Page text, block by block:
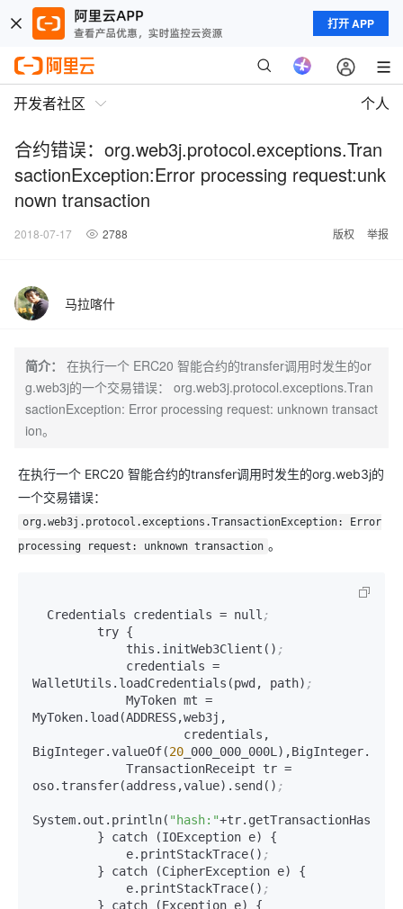
打开 APP
开发者社区 个人
合约错误：org.web3j.protocol.exceptions.Tran
sactionException:Error processing request:unk
nown transaction
2018-07-17 2788 版权 举报
马拉喀什
简介：
在执行一个 ERC20 智能合约的transfer调用时发生的or
g.web3j的一个交易错误： org.web3j.protocol.exceptions.Tran
sactionException: Error processing request: unknown transact
ion。
在执行一个 ERC20 智能合约的transfer调用时发生的org.web3j的
一个交易错误：
org.web3j.protocol.exceptions.TransactionException: Error
processing request: unknown transaction 。
  Credentials credentials = null
;
             this.initWeb3Client()
;
WalletUtils.loadCredentials(pwd, path) ;
MyToken.load(ADDRESS,web3j,
BigInteger.valueOf(20
oso.transfer(address,value).send() ;
System.out.println( "hash:"+tr.getTransactionHash())
             e.printStackTrace()
;
             e.printStackTrace()
;